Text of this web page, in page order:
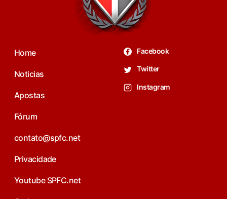
Home
Noticias
Apostas
Fórum
contato@spfc.net
Privacidade
Youtube SPFC.net
Facebook
Twitter
Instagram